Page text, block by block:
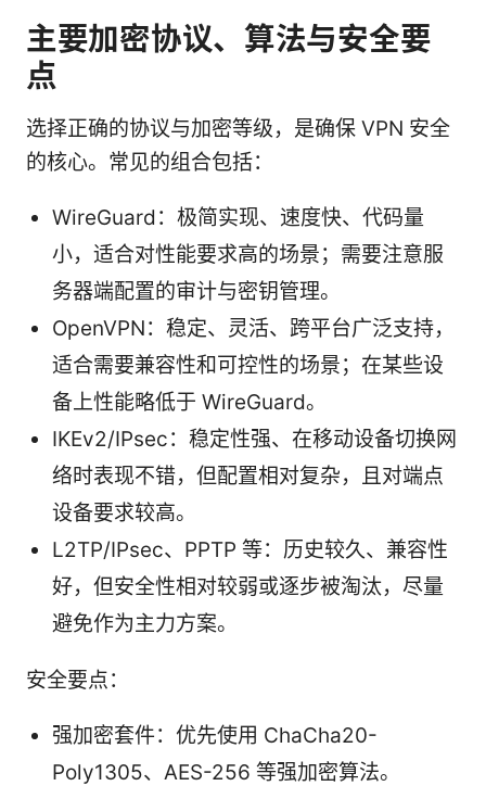
主要加密协议、算法与安全要
点
选择正确的协议与加密等级，是确保 VPN 安全
的核心。常见的组合包括：
WireGuard：极简实现、速度快、代码量
小，适合对性能要求高的场景；需要注意服
务器端配置的审计与密钥管理。
OpenVPN：稳定、灵活、跨平台广泛支持，
适合需要兼容性和可控性的场景；在某些设
备上性能略低于 WireGuard。
IKEv2/IPsec：稳定性强、在移动设备切换网
络时表现不错，但配置相对复杂，且对端点
设备要求较高。
L2TP/IPsec、PPTP 等：历史较久、兼容性
好，但安全性相对较弱或逐步被淘汰，尽量
避免作为主力方案。
安全要点：
强加密套件：优先使用 ChaCha20-
Poly1305、AES-256 等强加密算法。